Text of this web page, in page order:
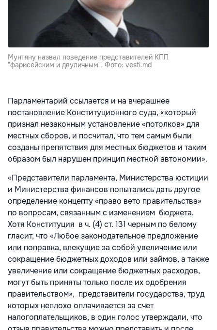
Мунтяну назвал поведение представителей КПП
"фарисейским и двуличным". Фото: vesti.md
Парламентарий ссылается и на вчерашнее
постановление Конституционного суда, «который
признал незаконным установление «потолков» для
местных сборов, и посчитал, что тем самым были
созданы препятствия для местных бюджетов и таким
образом был нарушен принцип местной автономии».
«Представители парламента, Министерства юстиции
и Министерства финансов попытались дать другое
определение концепту «право вето правительства»
по вопросам, связанным с изменением бюджета.
Хотя Конституция в ч. (4) ст. 131 черным по белому
гласит, что «Любое законодательное предложение
или поправка, влекущие за собой увеличение или
сокращение бюджетных доходов или займов, а также
увеличение или сокращение бюджетных расходов,
могут быть приняты только после их одобрения
правительством», представители государства, труд
которых неплохо оплачивается за счет
налогоплательщиков, в один голос утверждали, что